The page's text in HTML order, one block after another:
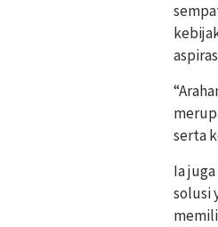
serta
Ia
solusi